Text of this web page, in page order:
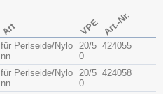
Art VPE Art.-Nr.
für Perlseide/Nylo
nn
20/5
0
424055
für Perlseide/Nylo
nn
20/5
0
424058